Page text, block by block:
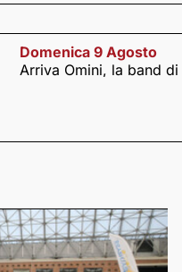
Domenica 9 Agosto
Arriva Omini, la band